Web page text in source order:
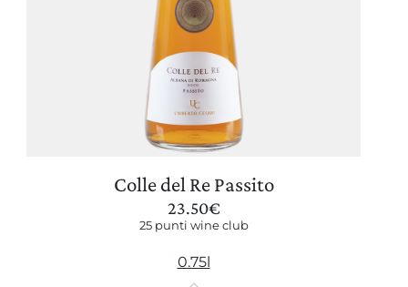
Colle del Re Passito
23.50€
25 punti wine club
0.75l